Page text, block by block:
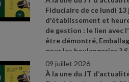
n° 2026- 534 du 25 juin
contre les fraudes
2026- 544 du 25 juin
https://
dgccrf/renovation-
condamne- une
Fiduciaire de ce lundi 13
d'établissement et
de gestion : le lien avec
être démontré,
pour les boulangeries ? Sources et références par
ordre d’apparition à
presse du ministère de
09 juillet 2026
À la une du JT